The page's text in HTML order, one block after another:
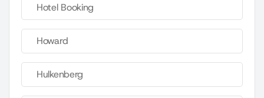
Hotel Booking
Howard
Hulkenberg